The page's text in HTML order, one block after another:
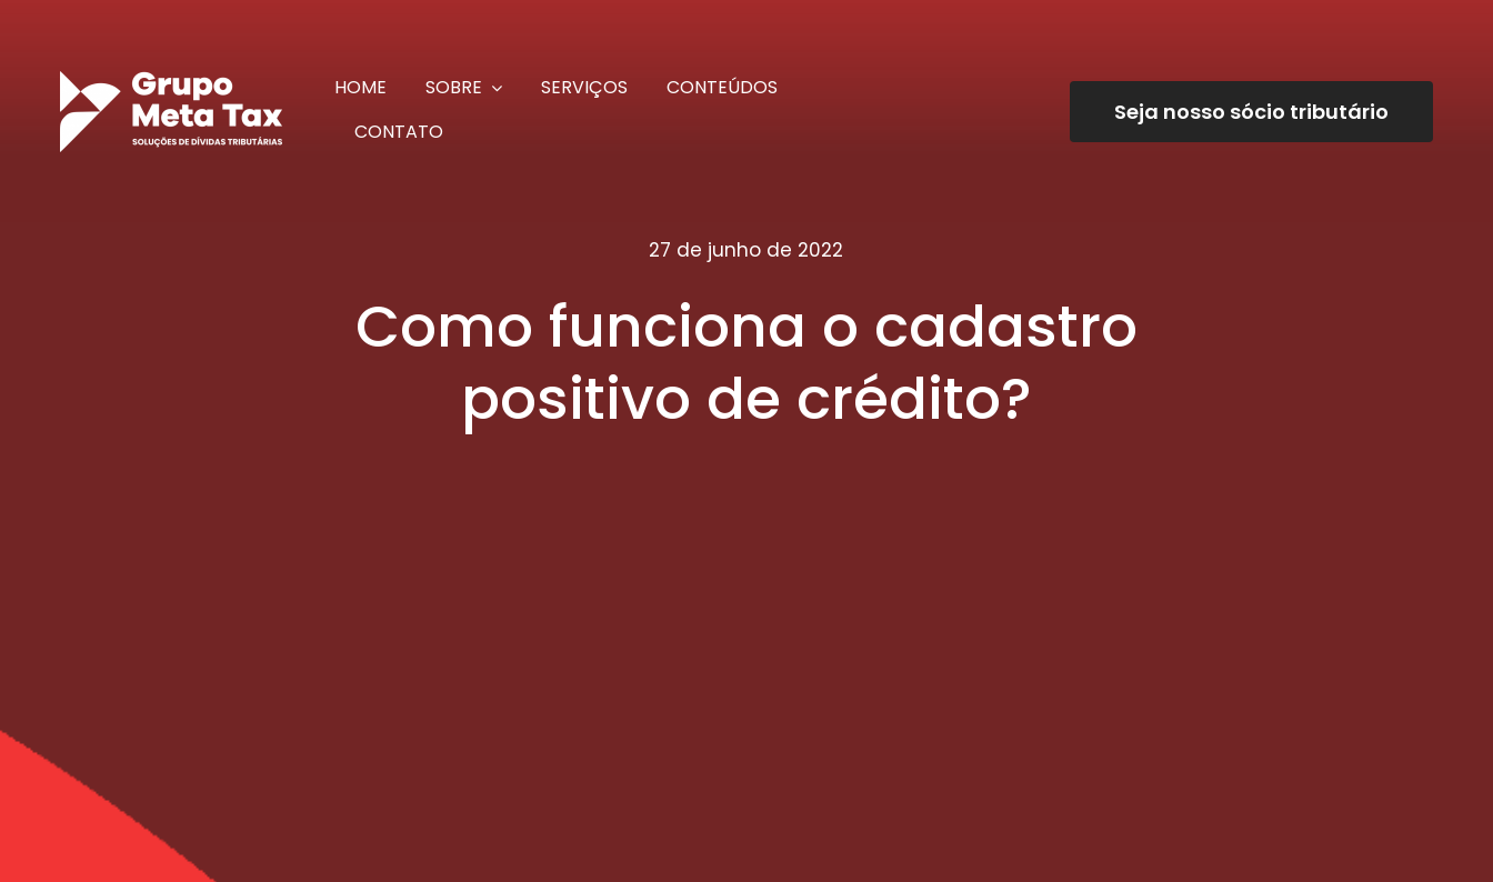
conteúdo
HOME SOBRE SERVIÇOS
CONTEÚDOS
CONTATO
Seja nosso sócio tributário
27 de junho de 2022
Como funciona o cadastro
positivo de crédito?